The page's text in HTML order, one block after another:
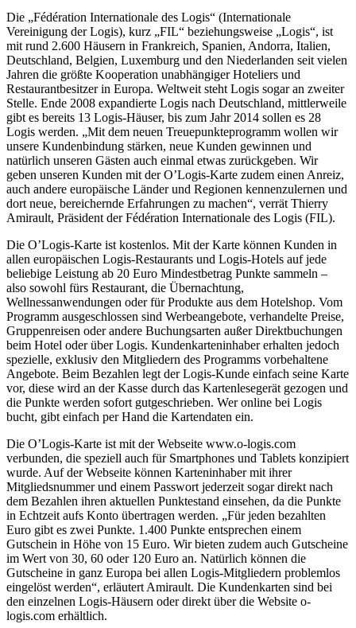
Die „Fédération Internationale des Logis“ (Internationale
Vereinigung der Logis), kurz „FIL“ beziehungsweise „Logis“, ist
mit rund 2.600 Häusern in Frankreich, Spanien, Andorra, Italien,
Deutschland, Belgien, Luxemburg und den Niederlanden seit vielen
Jahren die größte Kooperation unabhängiger Hoteliers und
Restaurantbesitzer in Europa. Weltweit steht Logis sogar an zweiter
Stelle. Ende 2008 expandierte Logis nach Deutschland, mittlerweile
gibt es bereits 13 Logis-Häuser, bis zum Jahr 2014 sollen es 28
Logis werden. „Mit dem neuen Treuepunkteprogramm wollen wir
unsere Kundenbindung stärken, neue Kunden gewinnen und
natürlich unseren Gästen auch einmal etwas zurückgeben. Wir
geben unseren Kunden mit der O’Logis-Karte zudem einen Anreiz,
auch andere europäische Länder und Regionen kennenzulernen und
dort neue, bereichernde Erfahrungen zu machen“, verrät Thierry
Amirault, Präsident der Fédération Internationale des Logis (FIL).
Die O’Logis-Karte ist kostenlos. Mit der Karte können Kunden in
allen europäischen Logis-Restaurants und Logis-Hotels auf jede
beliebige Leistung ab 20 Euro Mindestbetrag Punkte sammeln –
also sowohl fürs Restaurant, die Übernachtung,
Wellnessanwendungen oder für Produkte aus dem Hotelshop. Vom
Programm ausgeschlossen sind Werbeangebote, verhandelte Preise,
Gruppenreisen oder andere Buchungsarten außer Direktbuchungen
beim Hotel oder über Logis. Kundenkarteninhaber erhalten jedoch
spezielle, exklusiv den Mitgliedern des Programms vorbehaltene
Angebote. Beim Bezahlen legt der Logis-Kunde einfach seine Karte
vor, diese wird an der Kasse durch das Kartenlesegerät gezogen und
die Punkte werden sofort gutgeschrieben. Wer online bei Logis
bucht, gibt einfach per Hand die Kartendaten ein.
Die O’Logis-Karte ist mit der Webseite www.o-logis.com
verbunden, die speziell auch für Smartphones und Tablets konzipiert
wurde. Auf der Webseite können Karteninhaber mit ihrer
Mitgliedsnummer und einem Passwort jederzeit sogar direkt nach
dem Bezahlen ihren aktuellen Punktestand einsehen, da die Punkte
in Echtzeit aufs Konto übertragen werden. „Für jeden bezahlten
Euro gibt es zwei Punkte. 1.400 Punkte entsprechen einem
Gutschein in Höhe von 15 Euro. Wir bieten zudem auch Gutscheine
im Wert von 30, 60 oder 120 Euro an. Natürlich können die
Gutscheine in ganz Europa bei allen Logis-Mitgliedern problemlos
eingelöst werden“, erläutert Amirault. Die Kundenkarten sind bei
den einzelnen Logis-Häusern oder direkt über die Website o-
logis.com erhältlich.